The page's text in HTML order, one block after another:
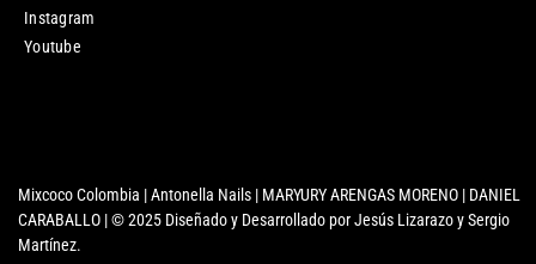
Instagram
Youtube
Mixcoco Colombia | Antonella Nails | MARYURY ARENGAS MORENO | DANIEL
CARABALLO | © 2025 Diseñado y Desarrollado por Jesús Lizarazo y Sergio
Martínez.